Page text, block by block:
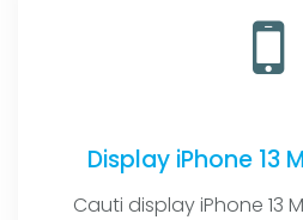
Display iPhone 13
Cauti display iPhone 13